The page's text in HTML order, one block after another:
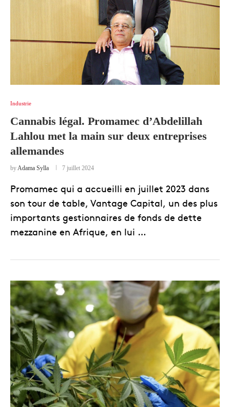
Industrie
Cannabis légal. Promamec d’Abdelillah
Lahlou met la main sur deux entreprises
allemandes
byAdama Sylla 7 juillet 2024
Promamec qui a accueilli en juillet 2023 dans
son tour de table, Vantage Capital, un des plus
importants gestionnaires de fonds de dette
mezzanine en Afrique, en lui …